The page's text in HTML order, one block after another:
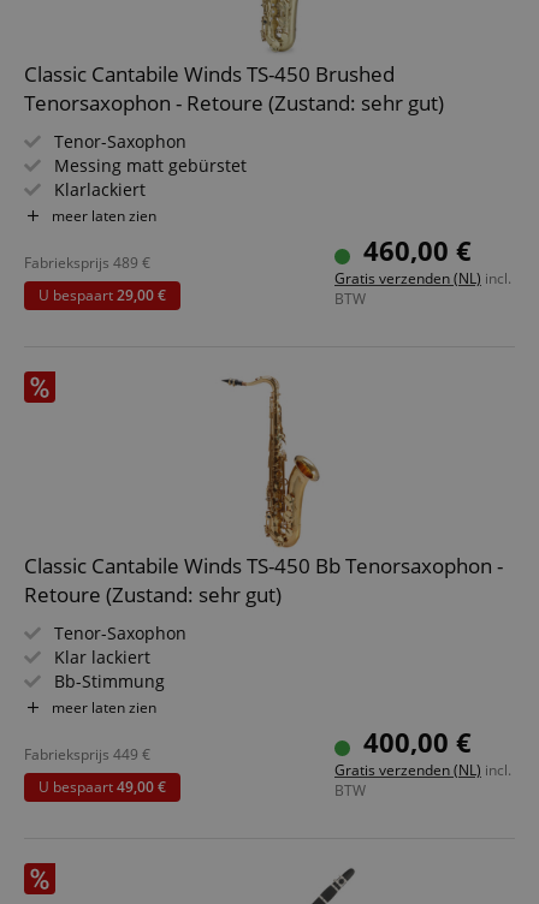
Classic Cantabile Winds TS-450 Brushed
Tenorsaxophon - Retoure (Zustand: sehr gut)
Tenor-Saxophon
Messing matt gebürstet
Klarlackiert
Bb-Stimmung
Sehr ergonomische Klappenmechanik
Voller warmer Klang
meer laten zien
460,00 €
Gratis verzenden (NL) incl.
BTW
Fabrieksprijs 489 €
U bespaart29,00 €
Classic Cantabile Winds TS-450 Bb Tenorsaxophon -
Retoure (Zustand: sehr gut)
Tenor-Saxophon
Klar lackiert
Bb-Stimmung
Hoch-Fis-Klappe
Voller warmer Klang
meer laten zien
400,00 €
Gratis verzenden (NL) incl.
BTW
Fabrieksprijs 449 €
U bespaart49,00 €